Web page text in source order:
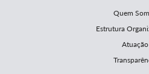
Quem
Estrutura
Atuação